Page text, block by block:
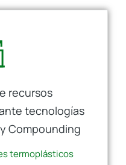
recursos
tecnologías
Compounding
termoplásticos